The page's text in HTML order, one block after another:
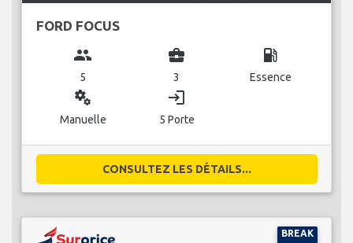
FORD FOCUS
group
5
business_center
3
local_gas_station
Essence
miscellaneous_services
Manuelle
login
5 Porte
CONSULTEZ LES DÉTAILS...
BREAK